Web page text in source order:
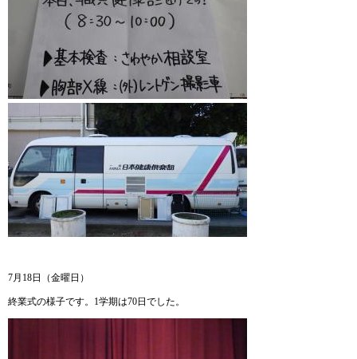
7月18日（金曜日）
終業式の様子です。1学期は70日でした。